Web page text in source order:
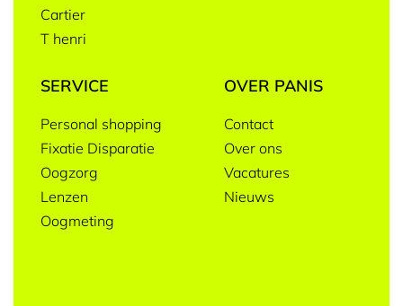
Cartier
T henri
SERVICE
Personal shopping
Fixatie Disparatie
Oogzorg
Lenzen
Oogmeting
OVER PANIS
Contact
Over ons
Vacatures
Nieuws